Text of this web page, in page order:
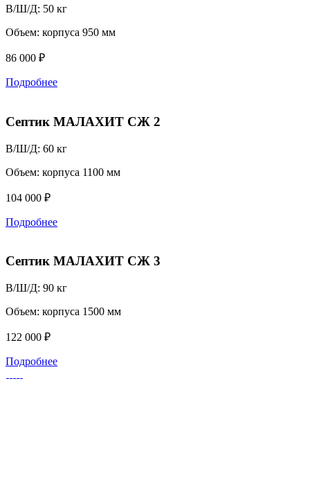
В/Ш/Д: 50 кг
Объем: корпуса 950 мм
86 000 ₽
Подробнее
Септик МАЛАХИТ СЖ 2
В/Ш/Д: 60 кг
Объем: корпуса 1100 мм
104 000 ₽
Подробнее
Септик МАЛАХИТ СЖ 3
В/Ш/Д: 90 кг
Объем: корпуса 1500 мм
122 000 ₽
Подробнее